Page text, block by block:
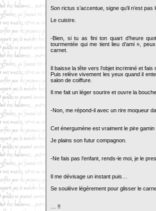
Son rictus s’accentue, signe qu’il n’est
Le cuistre.
-Bien, si tu as fini ton quart d’heure
tourmentée qui me tient lieu d’ami »,
carnet.
Il baisse la tête vers l’objet incriminé et
Puis relève vivement les yeux quand il
salon de coiffure.
Il me fait un léger sourire et ouvre la
-Non, me répond-il avec un rire moqueur
Cet énergumène est vraiment le pire
Je plains son futur compagnon.
-Ne fais pas l’enfant, rends-le moi, je le
Il me dévisage un instant puis…
Se soulève légèrement pour glisser le
… !!